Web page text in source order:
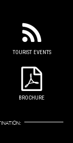
TOURIST EVENTS
BROCHURE